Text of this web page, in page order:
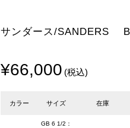
サンダース/SANDERS
¥66,000 (税込)
カラー サイズ 在庫
GB 6 1/2：